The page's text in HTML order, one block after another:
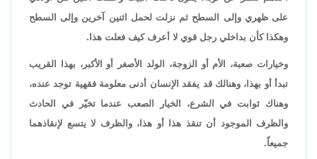
على ظهري وإلى السطح ثم نزلت لحمل اثنين آخرين وإلى السطح
وهكذا كأن بداخلي رجل قوي لا أعرف كيف فعلت هذا.
وخيارات صعبة، الأم أو الزوجة، الولد الأصغر أو الأكبر، بهذا القريب
تبدأ أو بهذا، وهنالك قد يفقد الإنسان أدنى معلومة فقهية توجد عنده،
وهناك ثوابت في الشرع، الخيار الصعب عندما تخيّر في الحادث
والظرف الموجود أن تنقذ هذا أو هذا، والظرف لا يتسع لإنقاذهما
جميعاً.